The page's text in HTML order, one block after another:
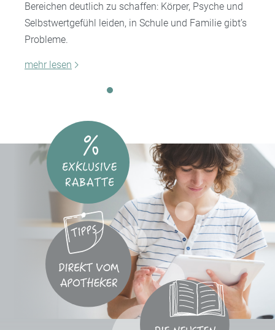
Bereichen deutlich zu schaffen: Körper, Psyche und
Selbstwertgefühl leiden, in Schule und Familie gibt’s
Probleme.
mehr lesen